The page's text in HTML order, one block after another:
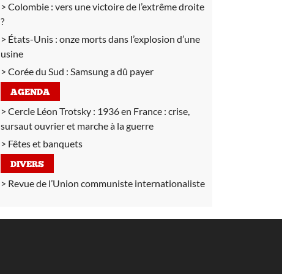
Colombie : vers une victoire de l’extrême droite
?
États-Unis : onze morts dans l’explosion d’une
usine
Corée du Sud : Samsung a dû payer
AGENDA
Cercle Léon Trotsky : 1936 en France : crise,
sursaut ouvrier et marche à la guerre
Fêtes et banquets
DIVERS
Revue de l’Union communiste internationaliste